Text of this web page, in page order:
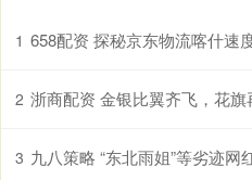
1 658配资 探秘京东物流喀什速度
2 浙商配资 金银比翼齐飞，花旗再度
3 九八策略 “东北雨姐”等劣迹网红复